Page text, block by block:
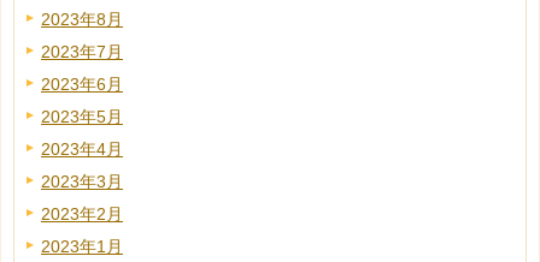
2023年8月
2023年7月
2023年6月
2023年5月
2023年4月
2023年3月
2023年2月
2023年1月